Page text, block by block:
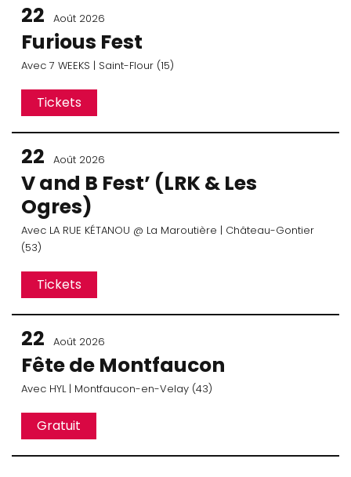
22 Août 2026
Furious Fest
Avec 7 WEEKS | Saint-Flour (15)
Tickets
22 Août 2026
V and B Fest’ (LRK & Les
Ogres)
Avec LA RUE KÉTANOU @ La Maroutière | Château-Gontier
(53)
Tickets
22 Août 2026
Fête de Montfaucon
Avec HYL | Montfaucon-en-Velay (43)
Gratuit